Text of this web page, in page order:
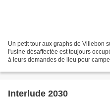
Un petit tour aux graphs de Villebon
l'usine désaffectée est toujours
à leurs demandes de lieu pour
Interlude 2030